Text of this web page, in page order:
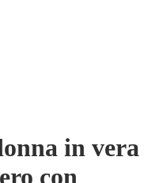
in vera
con